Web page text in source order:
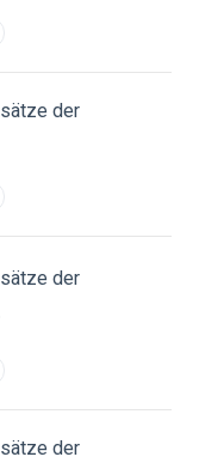
der
der
der